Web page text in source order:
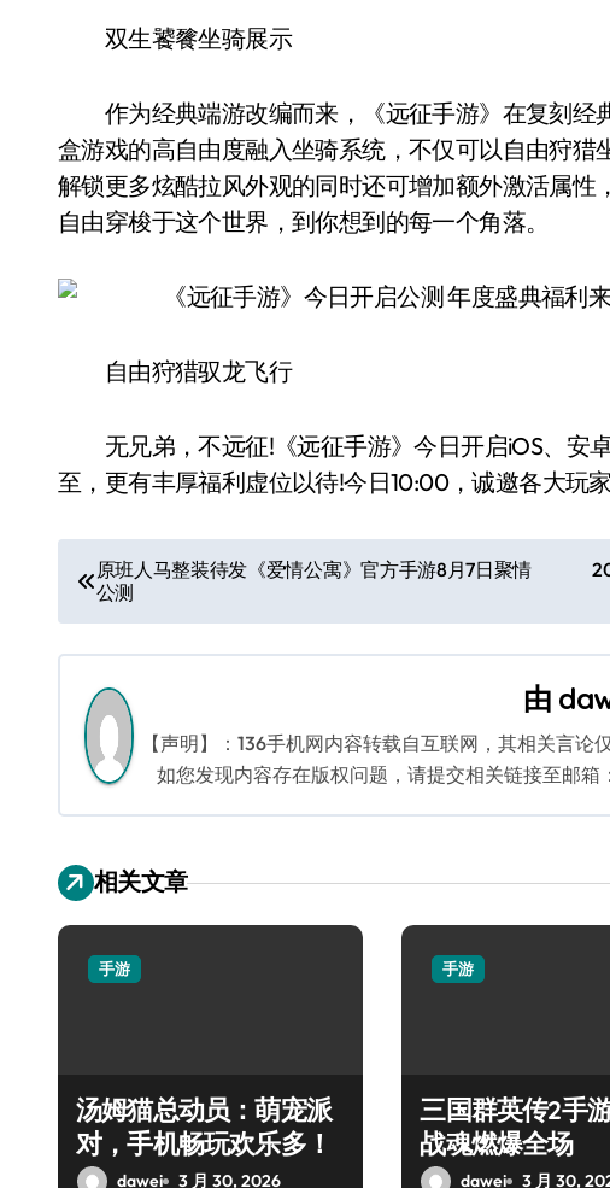
双生饕餮坐骑展示
作为经典端游改编而来，《远征手游》在复刻经
盒游戏的高自由度融入坐骑系统，不仅可以自由狩猎
解锁更多炫酷拉风外观的同时还可增加额外激活属
自由穿梭于这个世界，到你想到的每一个角落。
自由狩猎驭龙飞行
无兄弟，不远征!《远征手游》今日开启iOS、安
至，更有丰厚福利虚位以待!今日10:00，诚邀各大玩
文
章
导
航
原班人马整装待发《爱情公寓》官方手游8月7日聚情
公测
由
【声明】：136手机网内容转载自互联网，其相关言论
如您发现内容存在版权问题，请提交相关链接至邮箱
相关文章
手游
汤姆猫总动员：萌宠派
对，手机畅玩欢乐多！
dawei 3 月 30, 2026
手游
三国群英传2手
战魂燃爆全场
dawei 3 月 30,